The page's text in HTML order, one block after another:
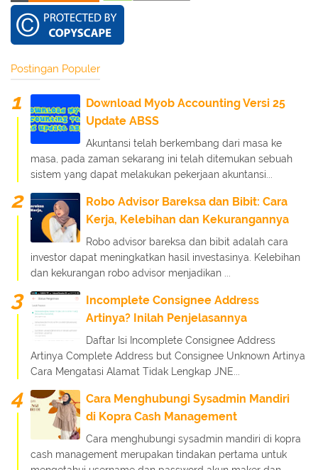
Postingan Populer
Download Myob Accounting Versi 25
Update ABSS
Akuntansi telah berkembang dari masa ke
masa, pada zaman sekarang ini telah ditemukan sebuah
sistem yang dapat melakukan pekerjaan akuntansi...
Robo Advisor Bareksa dan Bibit: Cara
Kerja, Kelebihan dan Kekurangannya
Robo advisor bareksa dan bibit adalah cara
investor dapat meningkatkan hasil investasinya. Kelebihan
dan kekurangan robo advisor menjadikan ...
Incomplete Consignee Address
Artinya? Inilah Penjelasannya
Daftar Isi Incomplete Consignee Address
Artinya Complete Address but Consignee Unknown Artinya
Cara Mengatasi Alamat Tidak Lengkap JNE...
Cara Menghubungi Sysadmin Mandiri
di Kopra Cash Management
Cara menghubungi sysadmin mandiri di kopra
cash management merupakan tindakan pertama untuk